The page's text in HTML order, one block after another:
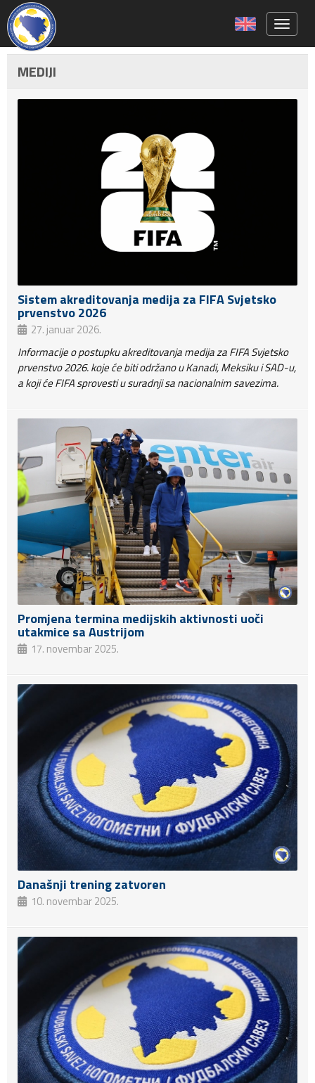
MEDIJI
Sistem akreditovanja medija za FIFA Svjetsko
prvenstvo 2026
27. januar 2026.
Informacije o postupku akreditovanja medija za FIFA Svjetsko
prvenstvo 2026. koje će biti održano u Kanadi, Meksiku i SAD-u,
a koji će FIFA sprovesti u suradnji sa nacionalnim savezima.
Promjena termina medijskih aktivnosti uoči
utakmice sa Austrijom
17. novembar 2025.
Današnji trening zatvoren
10. novembar 2025.